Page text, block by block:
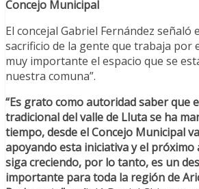
Concejo Municipal
El concejal Gabriel Fernández señaló
sacrificio de la gente que trabaja por
muy importante el espacio que se
nuestra comuna”.
“Es grato como autoridad saber que
tradicional del valle de Lluta se ha
tiempo, desde el Concejo Municipal
apoyando esta iniciativa y el próximo
siga creciendo, por lo tanto, es un
importante para toda la región de